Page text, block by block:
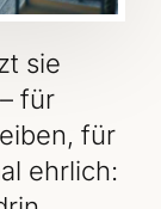
sie
für
für
ehrlich: